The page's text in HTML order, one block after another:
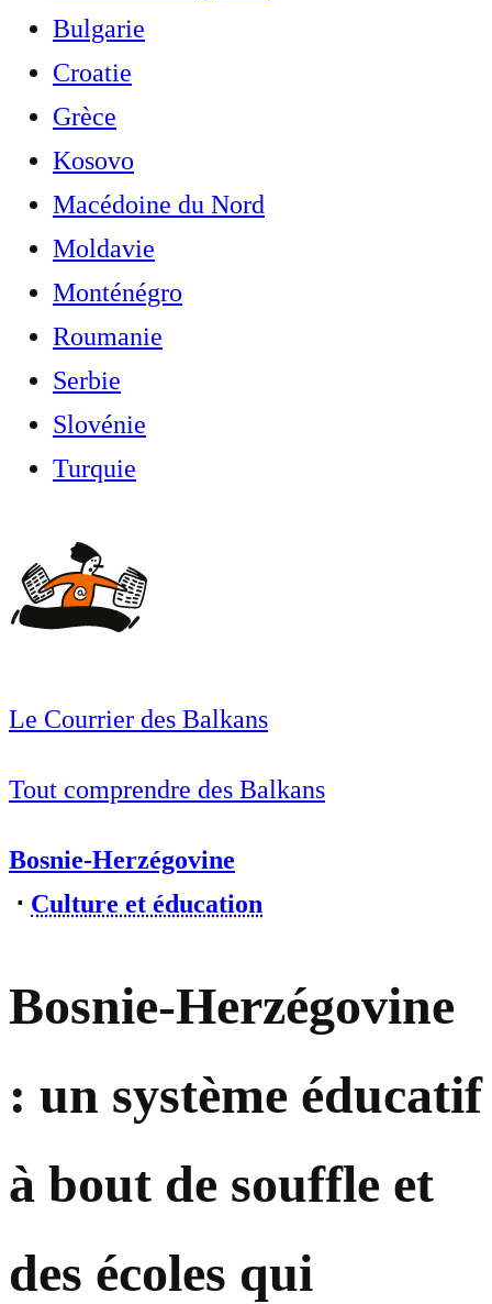
Bulgarie
Croatie
Grèce
Kosovo
Macédoine du Nord
Moldavie
Monténégro
Roumanie
Serbie
Slovénie
Turquie
Le Courrier des Balkans
Tout comprendre des Balkans
Bosnie-Herzégovine
⋅ Culture et éducation
Bosnie-Herzégovine
: un système éducatif
à bout de souffle et
des écoles qui